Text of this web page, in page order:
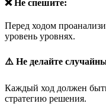
❌ Не спешите:
Перед ходом
уровень уровнях.
⚠️ Не делайте
Каждый ход должен
стратегию решения.